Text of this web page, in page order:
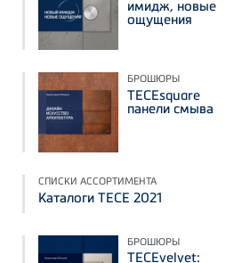
имидж, новые
ощущения
БРОШЮРЫ
TECEsquare
панели смыва
СПИСКИ АССОРТИМЕНТА
Каталоги TECE 2021
БРОШЮРЫ
TECEvelvet: